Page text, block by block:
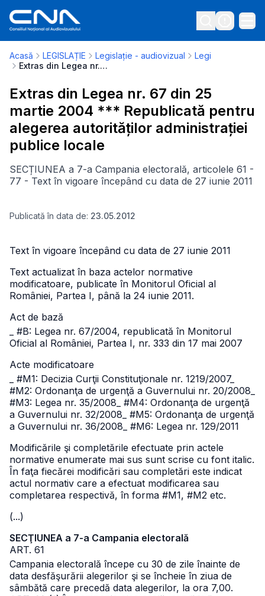
Acasă LEGISLAȚIE Legislație - audiovizual
Legi
Extras din Legea nr. 67 din 25 martie 2004 *** Republicată pentru alegerea autorităților administrației publice locale
Extras din Legea nr. 67 din 25
martie 2004 *** Republicată pentru
alegerea autorităților administrației
publice locale
SECȚIUNEA a 7-a Campania electorală, articolele 61 -
77 - Text în vigoare începând cu data de 27 iunie 2011
Publicată în data de: 23.05.2012
Text în vigoare începând cu data de 27 iunie 2011
Text actualizat în baza actelor normative
modificatoare, publicate în Monitorul Oficial al
României, Partea I, până la 24 iunie 2011.
Act de bază
_ #B: Legea nr. 67/2004, republicată în Monitorul
Oficial al României, Partea I, nr. 333 din 17 mai 2007
Acte modificatoare
_ #M1: Decizia Curţii Constituţionale nr. 1219/2007_
#M2: Ordonanţa de urgenţă a Guvernului nr. 20/2008
#M3: Legea nr. 35/2008 _ #M4: Ordonanţa de urgenţă
a Guvernului nr. 32/2008 _ #M5: Ordonanţa de urgenţă
a Guvernului nr. 36/2008 _ #M6: Legea nr. 129/2011
Modificările şi completările efectuate prin actele
normative enumerate mai sus sunt scrise cu font italic.
În faţa fiecărei modificări sau completări este indicat
actul normativ care a efectuat modificarea sau
completarea respectivă, în forma #M1, #M2 etc.
(...)
SECŢIUNEA a 7-a Campania electorală
ART. 61
Campania electorală începe cu 30 de zile înainte de
data desfăşurării alegerilor şi se încheie în ziua de
sâmbătă care precedă data alegerilor, la ora 7,00.